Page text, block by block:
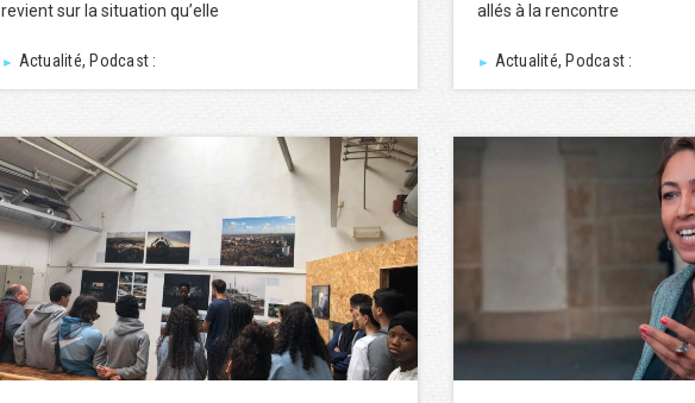
revient sur la situation qu’elle
► Actualité, Podcast :
allés à la rencontre
► Actualité, Podcast :